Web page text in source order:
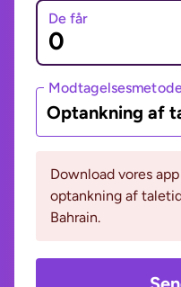
De får
Optankning af
Download vores
optankning af
Bahrain.